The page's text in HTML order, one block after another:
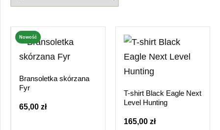
Nowość
Bransoletka skórzana
Fyr
65,00 zł
T-shirt Black Eagle Next
Level Hunting
165,00 zł